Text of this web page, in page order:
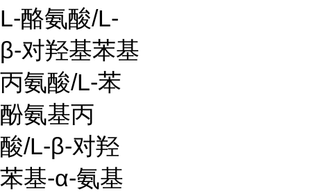
L-酪氨酸/L-
β-对羟基苯基
丙氨酸/L-苯
酚氨基丙
酸/L-β-对羟
苯基-α-氨基